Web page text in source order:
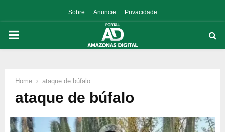
Sobre Anuncie Privacidade
PRIMARY
Home ataque de búfalo
ataque de búfalo